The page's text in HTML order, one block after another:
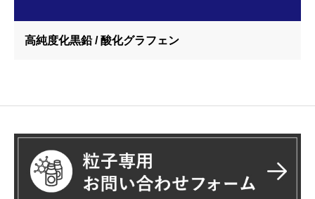
高純度化黒鉛 / 酸化グラフェン